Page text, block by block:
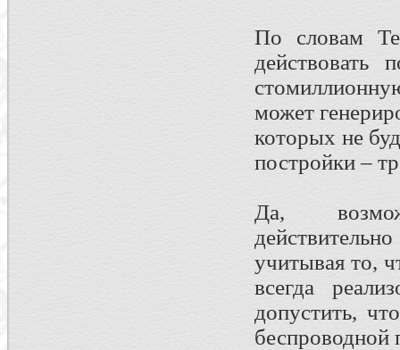
По словам
действовать
может
которых не
постройки –
Да,
учитывая то,
всегда
допустить,
беспроводной